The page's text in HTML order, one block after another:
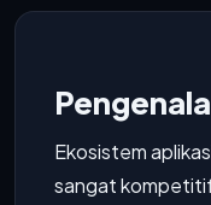
Ekosistem
sangat